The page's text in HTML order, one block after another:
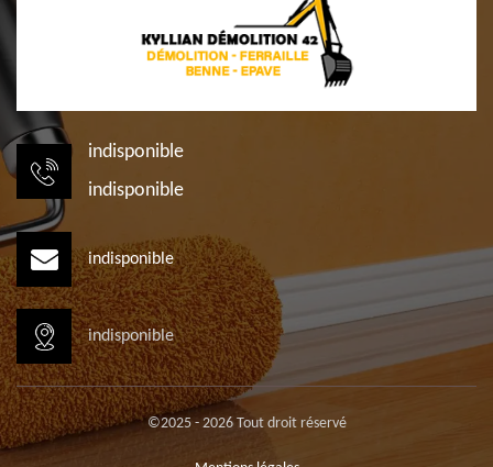
indisponible
indisponible
indisponible
indisponible
©2025 - 2026 Tout droit réservé